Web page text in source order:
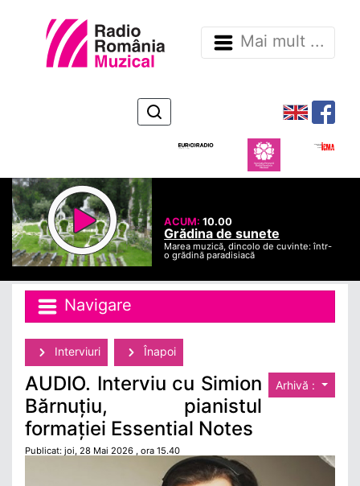
Mai mult ...
ACUM:10.00
Grădina de sunete
Marea muzică, dincolo de cuvinte: într-
o grădină paradisiacă
Navigare
Interviuri Înapoi
Arhivă :
AUDIO. Interviu cu Simion
Bărnuțiu, pianistul
formației Essential Notes
Publicat: joi, 28 Mai 2026 , ora 15.40